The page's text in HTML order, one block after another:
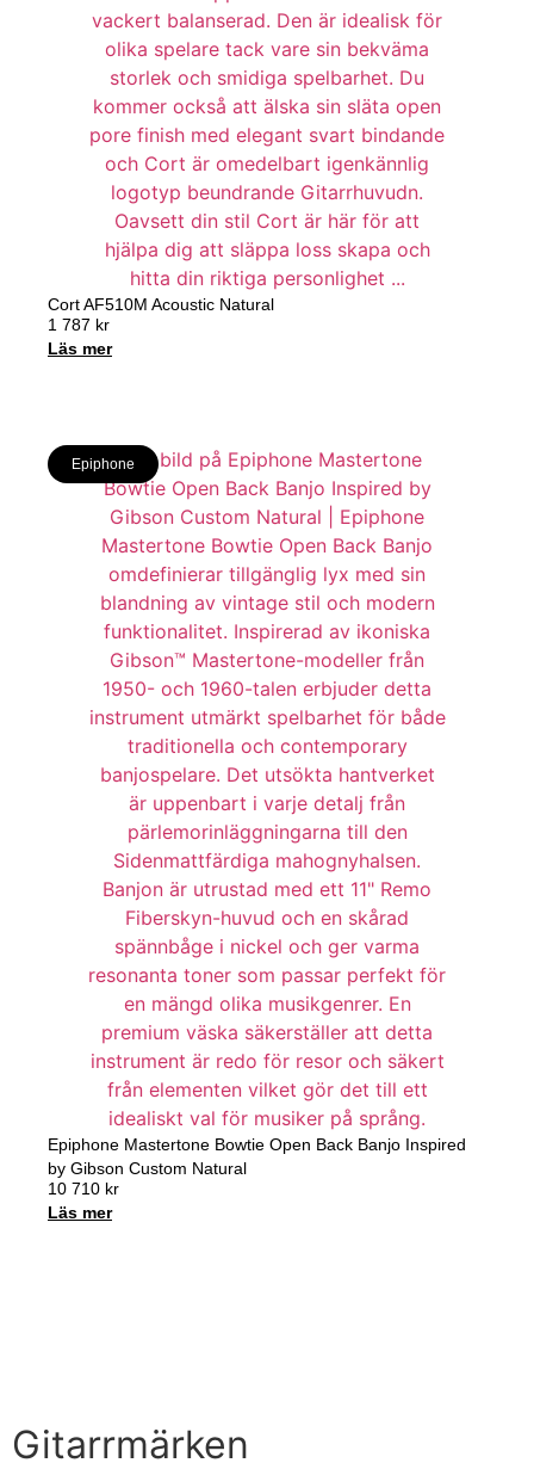
Cort AF510M Acoustic Natural
1 787 kr
Läs mer
Epiphone
Epiphone Mastertone Bowtie Open Back Banjo Inspired
by Gibson Custom Natural
10 710 kr
Läs mer
Gitarrmärken